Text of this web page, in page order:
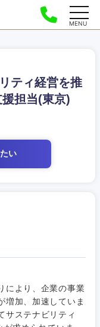
MENU
ティ経営を推
担当(東京)
い
により、企業の事業
増加、加速していま
サステナビリティ